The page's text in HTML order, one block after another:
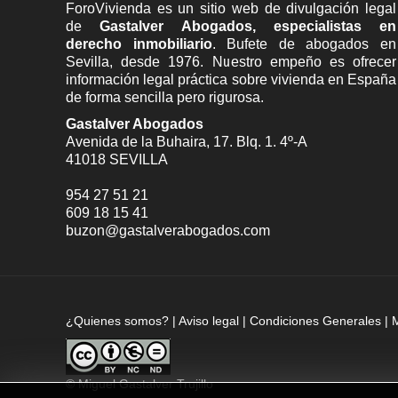
ForoVivienda es un sitio web de divulgación legal
deGastalver Abogados, especialistas en
derecho inmobiliario. Bufete deabogados en
Sevilla, desde 1976. Nuestro empeño es ofrecer
información legal práctica sobre vivienda en España
de forma sencilla pero rigurosa.
Gastalver Abogados
Avenida de la Buhaira, 17. Blq. 1. 4º-A
41018 SEVILLA
954 27 51 21
609 18 15 41
buzon@gastalverabogados.com
¿Quienes somos? | Aviso legal | Condiciones Generales |
©Miguel Gastalver Trujillo